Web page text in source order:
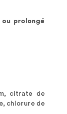
prolongé
citrate de
chlorure de